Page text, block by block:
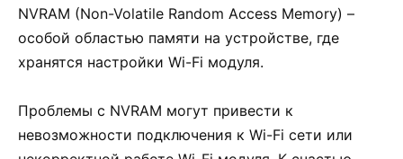
NVRAM (Non-Volatile Random Access Memory) –
особой областью памяти на устройстве, где
хранятся настройки Wi-Fi модуля.
Проблемы с NVRAM могут привести к
невозможности подключения к Wi-Fi сети или